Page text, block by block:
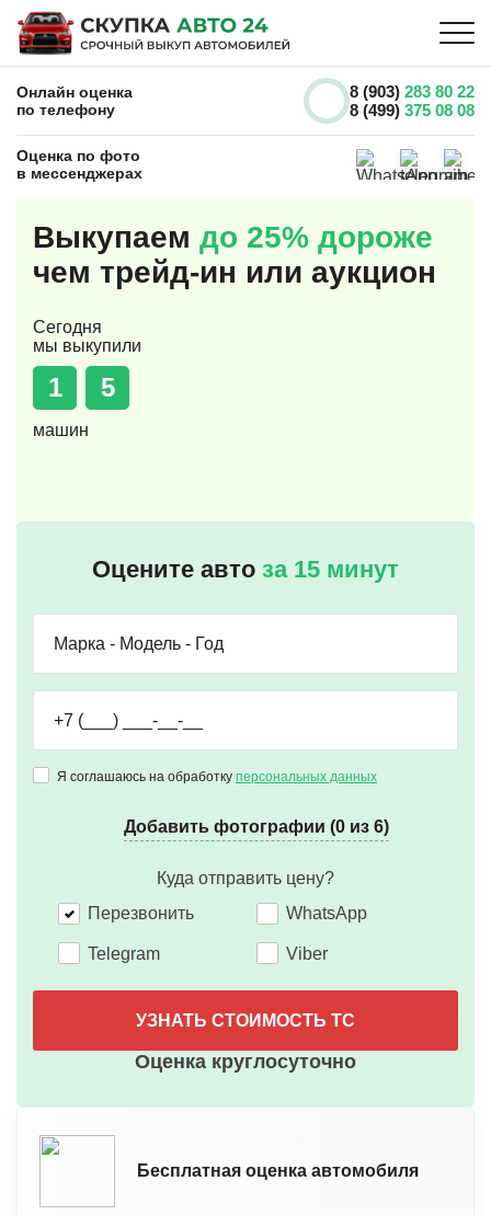
Онлайн оценка
по телефону
8 (903) 283 80 22
8 (499) 375 08 08
Оценка по фото
в мессенджерах
Выкупаем до 25% дороже
чем трейд-ин или аукцион
Сегодня
мы выкупили
1 5
машин
Оцените авто за 15 минут
Я соглашаюсь на обработку персональных данных
Добавить фотографии (0 из 6)
Куда отправить цену?
Перезвонить
WhatsApp
Telegram Viber
УЗНАТЬ СТОИМОСТЬ ТС
Оценка круглосуточно
Бесплатная оценка автомобиля